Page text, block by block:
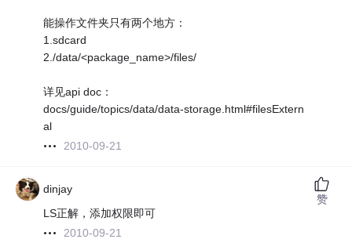
能操作文件夹只有两个地方：
1.sdcard
2./data/<package_name>/files/
详见api doc：
docs/guide/topics/data/data-storage.html#filesExtern
al
2010-09-21
dinjay
LS正解，添加权限即可
2010-09-21
赞